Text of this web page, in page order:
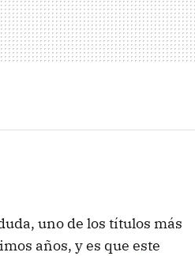
uno de los títulos más
años, y es que este